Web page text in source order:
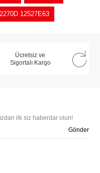
2270D 12527E63
Ücretsiz ve
Sigortalı Kargo
ilk siz haberdar olun!
Gönder